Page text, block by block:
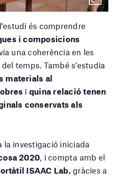
és comprendre
i composicions
una coherència en les
temps. També s’estudia
materials al
i quina relació tenen
conservats als
la investigació iniciada
2020, i compta amb el
ISAAC Lab,gràcies a